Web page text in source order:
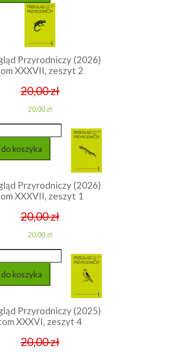
Przyrodniczy (2026)
XXXVII, zeszyt 2
20,00 zł
20,00 zł
Przyrodniczy (2026)
XXXVII, zeszyt 1
20,00 zł
20,00 zł
Przyrodniczy (2025)
XXXVI, zeszyt 4
20,00 zł